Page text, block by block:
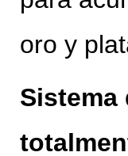
Sistema